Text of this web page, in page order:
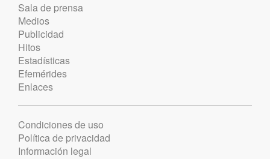
Sala de prensa
Medios
Publicidad
Hitos
Estadísticas
Efemérides
Enlaces
Condiciones de uso
Política de privacidad
Información legal